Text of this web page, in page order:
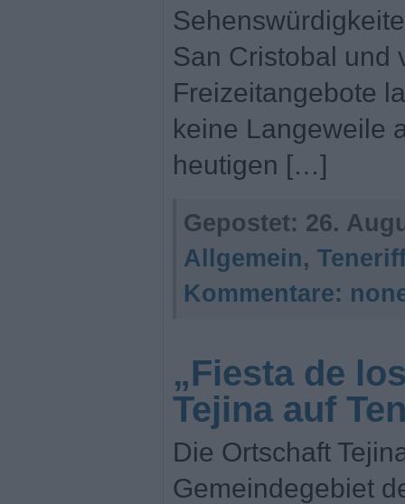
San Cristobal und
Freizeitangebote
keine Langeweile
heutigen […]
Gepostet: 26.
Allgemein,
Kommentare:
„Fiesta de
Tejina auf
Die Ortschaft
Gemeindegebiet